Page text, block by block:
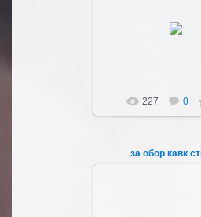
227 0
за обор кавк